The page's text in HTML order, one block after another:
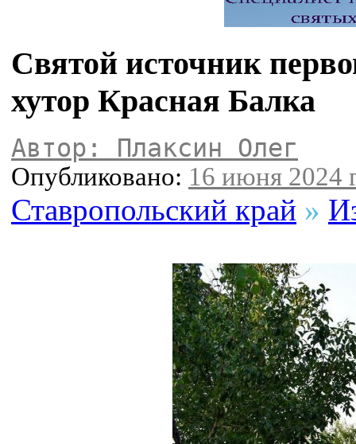
Святой источник
хутор Красная Балка
Автор: Плаксин Олег
Опубликовано: 16 июня 2024
Ставропольский край »